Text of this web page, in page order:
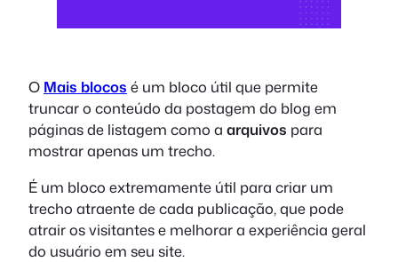
O Mais blocos é um bloco útil que permite
truncar o conteúdo da postagem do blog em
páginas de listagem como a arquivos para
mostrar apenas um trecho.
É um bloco extremamente útil para criar um
trecho atraente de cada publicação, que pode
atrair os visitantes e melhorar a experiência geral
do usuário em seu site.